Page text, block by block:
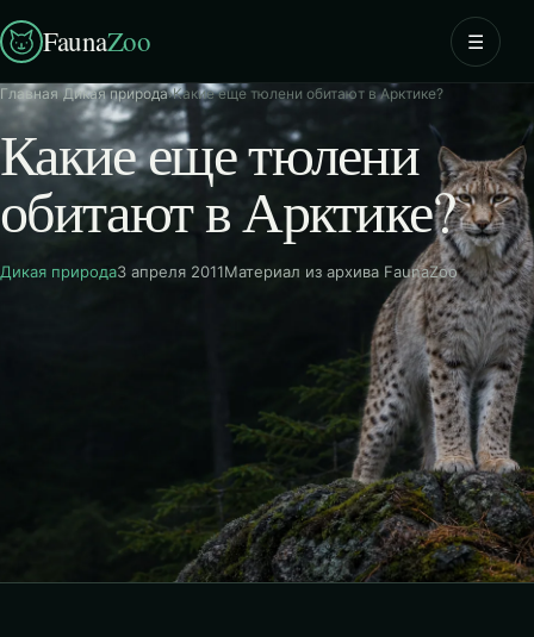
FaunaZoo ☰
Главная Дикая природа›Какие еще тюлени обитают в Арктике?
Какие еще тюлени
обитают в Арктике?
Дикая природа3 апреля 2011Материал из архива FaunaZoo